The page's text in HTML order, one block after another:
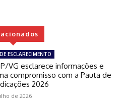
ESCLARECIMENTO
VG esclarece informações e
compromisso com a Pauta de
2026
de 2026